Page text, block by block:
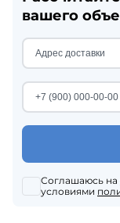
вашего
Соглашаюсь на
условиями